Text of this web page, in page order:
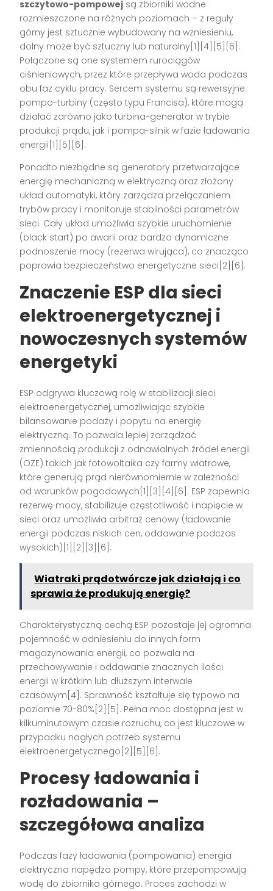
szczytowo-pompowej są zbiorniki wodne
rozmieszczone na różnych poziomach – z reguły
górny jest sztucznie wybudowany na wzniesieniu,
dolny może być sztuczny lub naturalny[1][4][5][6].
Połączone są one systemem rurociągów
ciśnieniowych, przez które przepływa woda podczas
obu faz cyklu pracy. Sercem systemu są rewersyjne
pompo-turbiny (często typu Francisa), które mogą
działać zarówno jako turbina-generator w trybie
produkcji prądu, jak i pompa-silnik w fazie ładowania
energii[1][5][6].
Ponadto niezbędne są generatory przetwarzające
energię mechaniczną w elektryczną oraz złożony
układ automatyki, który zarządza przełączaniem
trybów pracy i monitoruje stabilności parametrów
sieci. Cały układ umożliwia szybkie uruchomienie
(black start) po awarii oraz bardzo dynamiczne
podnoszenie mocy (rezerwa wirująca), co znacząco
poprawia bezpieczeństwo energetyczne sieci[2][6].
Znaczenie ESP dla sieci
elektroenergetycznej i
nowoczesnych systemów
energetyki
ESP odgrywa kluczową rolę w stabilizacji sieci
elektroenergetycznej, umożliwiając szybkie
bilansowanie podaży i popytu na energię
elektryczną. To pozwala lepiej zarządzać
zmiennością produkcji z odnawialnych źródeł energii
(OZE) takich jak fotowoltaika czy farmy wiatrowe,
które generują prąd nierównomiernie w zależności
od warunków pogodowych[1][3][4][6]. ESP zapewnia
rezerwę mocy, stabilizuje częstotliwość i napięcie w
sieci oraz umożliwia arbitraż cenowy (ładowanie
energii podczas niskich cen, oddawanie podczas
wysokich)[1][2][3][6].
Wiatraki prądotwórcze jak działają i co
sprawia że produkują energię?
Charakterystyczną cechą ESP pozostaje jej ogromna
pojemność w odniesieniu do innych form
magazynowania energii, co pozwala na
przechowywanie i oddawanie znacznych ilości
energii w krótkim lub dłuższym interwale
czasowym[4]. Sprawność kształtuje się typowo na
poziomie 70-80%[2][5]. Pełna moc dostępna jest w
kilkuminutowym czasie rozruchu, co jest kluczowe w
przypadku nagłych potrzeb systemu
elektroenergetycznego[2][5][6].
Procesy ładowania i
rozładowania –
szczegółowa analiza
Podczas fazy ładowania (pompowania) energia
elektryczna napędza pompy, które przepompowują
wodę do zbiornika górnego. Proces zachodzi w